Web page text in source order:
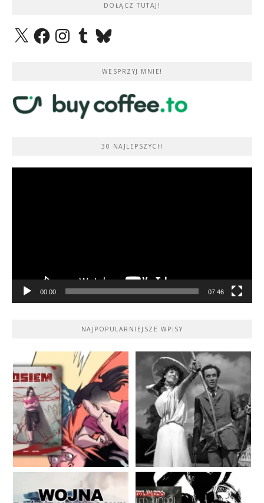
DOŁĄCZ TUTAJ!
X FacebookInstagramTumblrBluesky
WESPRZYJ MNIE!
30 NAJLEPSZYCH
00:00 07:46
NAJPOPULARNIEJSZE WPISY